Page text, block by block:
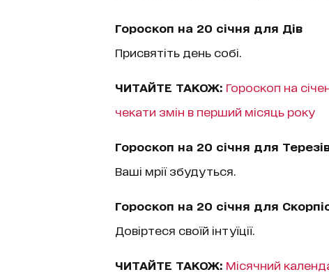
Гороскоп на 20 січня для Дів
Присвятіть день собі.
ЧИТАЙТЕ ТАКОЖ: Гороскоп на
чекати змін в перший місяць року
Гороскоп на 20 січня для
Ваші мрії збудуться.
Гороскоп на 20 січня для
Довіртеся своїй інтуїції.
ЧИТАЙТЕ ТАКОЖ: Місячний